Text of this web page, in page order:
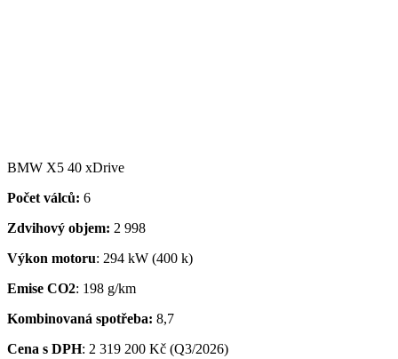
BMW X5 40 xDrive
Počet válců: 6
Zdvihový objem: 2 998
Výkon motoru: 294 kW (400 k)
Emise CO2: 198 g/km
Kombinovaná spotřeba: 8,7
Cena s DPH: 2 319 200 Kč (Q3/2026)